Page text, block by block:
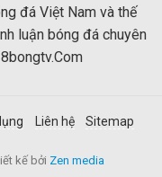
đá Việt Nam và thế
luận bóng đá chuyên
Liên hệ
Sitemap
kế bởi Zen media